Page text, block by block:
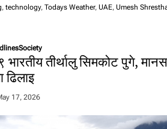
, technology, Todays Weather, UAE, Umesh
Society
भारतीय तीर्थालु सिमकोट पुगे,
ढिलाइ
17, 2026